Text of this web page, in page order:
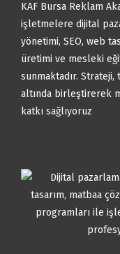
KAF Bursa Reklam
işletmelere dijital
yönetimi, SEO, web
üretimi ve mesleki
sunmaktadır. Strateji,
altında birleştirerek
katkı sağlıyoruz